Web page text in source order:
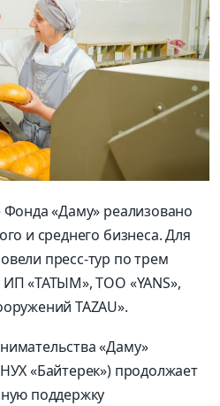
«Даму» реализовано
и среднего бизнеса. Для
пресс-тур по трем
«ТАТЫМ», ТОО «YANS»,
TAZAU».
«Даму»
«Байтерек») продолжает
поддержку